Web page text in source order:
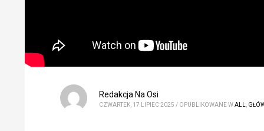
Redakcja Na Osi
CZWARTEK, 17 LIPIEC 2025 / OPUBLIKOWANE WALL